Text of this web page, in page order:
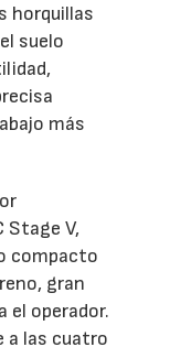
horquillas
suelo
más
Stage V,
compacto
gran
el operador.
a las cuatro